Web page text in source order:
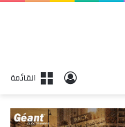
القائمةتسجيل